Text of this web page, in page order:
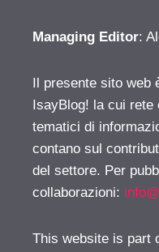
Managing Editor:
Il presente sito
IsayBlog! la cui
tematici di
contano sul
del settore. Per
collaborazioni:
This website is part